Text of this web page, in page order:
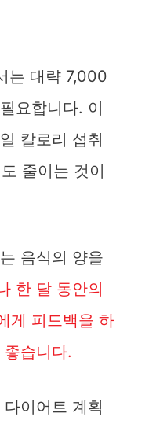
는 대략 7,000
요합니다. 이
칼로리 섭취
줄이는 것이
음식의 양을
한 달 동안의
게 피드백을 하
습니다.
이어트 계획